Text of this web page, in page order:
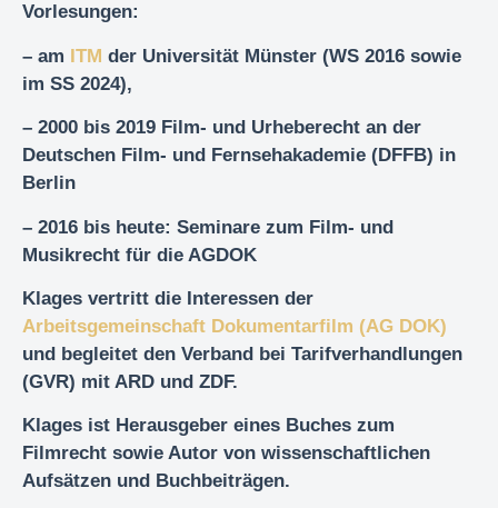
Vorlesungen:
– am ITM der Universität Münster (WS 2016 sowie
im SS 2024),
– 2000 bis 2019 Film- und Urheberecht an der
Deutschen Film- und Fernsehakademie (DFFB) in
Berlin
– 2016 bis heute: Seminare zum Film- und
Musikrecht für die AGDOK
Klages vertritt die Interessen der
Arbeitsgemeinschaft Dokumentarfilm (AG DOK)
und begleitet den Verband bei Tarifverhandlungen
(GVR) mit ARD und ZDF.
Klages ist Herausgeber eines Buches zum
Filmrecht sowie Autor von wissenschaftlichen
Aufsätzen und Buchbeiträgen.